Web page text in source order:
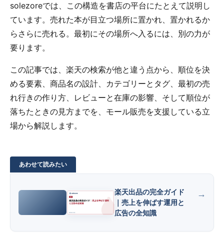
solezoreでは、この構造を書店の平台にたとえて説明し
ています。売れた本が目立つ場所に置かれ、置かれるか
らさらに売れる。最初にその場所へ入るには、別の力が
要ります。
この記事では、楽天の検索が他と違う点から、順位を決
める要素、商品名の設計、カテゴリーとタグ、最初の売
れ行きの作り方、レビューと在庫の影響、そして順位が
落ちたときの見方までを、モール販売を支援している立
場から解説します。
楽天出品の完全ガイド
｜売上を伸ばす運用と
広告の全知識